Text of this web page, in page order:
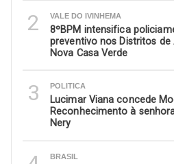
2 VALE DO IVINHEMA
8ºBPM intensifica
preventivo nos Distritos de
Nova Casa Verde
3 POLITICA
Lucimar Viana concede
Reconhecimento à
Nery
BRASIL